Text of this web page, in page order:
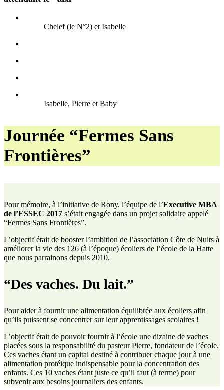
Chelef (le N°2) et Isabelle
Isabelle, Pierre et Baby
Journée “Fermes Sans
Frontières”
Pour mémoire, à l’initiative de Rony, l’équipe de l’Executive MBA
de l’ESSEC 2017 s’était engagée dans un projet solidaire appelé
“Fermes Sans Frontières”.
L’objectif était de booster l’ambition de l’association Côte de Nuits à
améliorer la vie des 126 (à l’époque) écoliers de l’école de la Hatte
que nous parrainons depuis 2010.
“Des vaches. Du lait.”
Pour aider à fournir une alimentation équilibrée aux écoliers afin
qu’ils puissent se concentrer sur leur apprentissages scolaires !
L’objectif était de pouvoir fournir à l’école une dizaine de vaches
placées sous la responsabilité du pasteur Pierre, fondateur de l’école.
Ces vaches étant un capital destiné à contribuer chaque jour à une
alimentation protéique indispensable pour la concentration des
enfants. Ces 10 vaches étant juste ce qu’il faut (à terme) pour
subvenir aux besoins journaliers des enfants.